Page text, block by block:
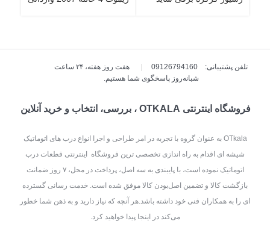
تلفن پشتیبانی: 09126794160 |
هفت روز هفته، ۲۴ ساعت
شبانه‌روز پاسخگوی شما هستیم.
فروشگاه اینترنتی OTKALA ، بررسی، انتخاب و خرید آنلاین
OTkala به عنوان گروه با تجربه در امر طراحی و اجرا انواع درب های اتوماتیک
شیشه ای اقدام به راه اندازی تخصصی ترین فروشگاه اینترنتی قطعات درب
اتوماتیک نموده است، با پایبندی به سه اصل، پرداخت در محل، ۷ روز ضمانت
بازگشت کالا و تضمین اصل‌بودن کالا موفق شده است. خدمت رسانی گسترده
ای را به همکاران فنی خود داشته باشد.هر آنچه که نیاز دارید و به ذهن شما خطور
می‌کند در اینجا پیدا خواهید کرد.